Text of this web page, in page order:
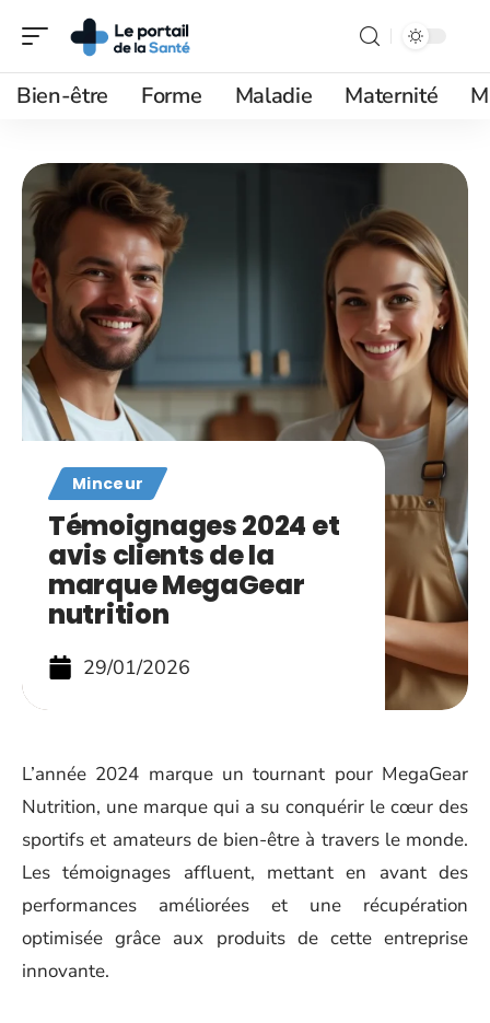
Bien-être Forme Maladie Maternité
Minceur
Témoignages 2024 et
avis clients de la
marque MegaGear
nutrition
29/01/2026
L’année 2024 marque un tournant pour MegaGear
Nutrition, une marque qui a su conquérir le cœur des
sportifs et amateurs de bien-être à travers le monde.
Les témoignages affluent, mettant en avant des
performances améliorées et une récupération
optimisée grâce aux produits de cette entreprise
innovante.